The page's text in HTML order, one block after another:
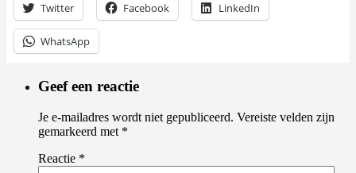
Twitter Facebook LinkedIn
WhatsApp
Geef een reactie
Je e-mailadres wordt niet gepubliceerd. Vereiste velden zijn
gemarkeerd met *
Reactie *